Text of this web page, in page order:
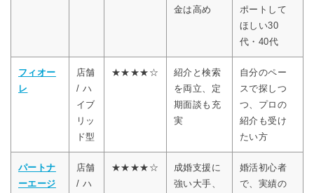
金は高め
ポートして
ほしい30
代・40代
フィオー
レ
店舗
/ ハ
イブ
リッ
ド型
★★★★☆
紹介と検索
を両立、定
期面談も充
実
自分のペー
スで探しつ
つ、プロの
紹介も受け
たい方
パートナ
ーエージ
店舗
/ ハ
★★★★☆
成婚支援に
強い大手、
婚活初心者
で、実績の